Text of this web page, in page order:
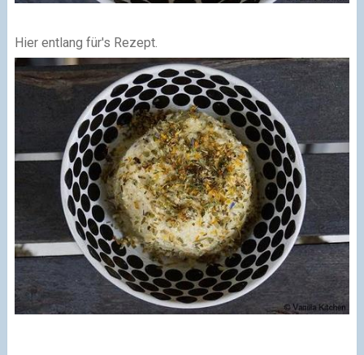
Hier entlang für's Rezept.